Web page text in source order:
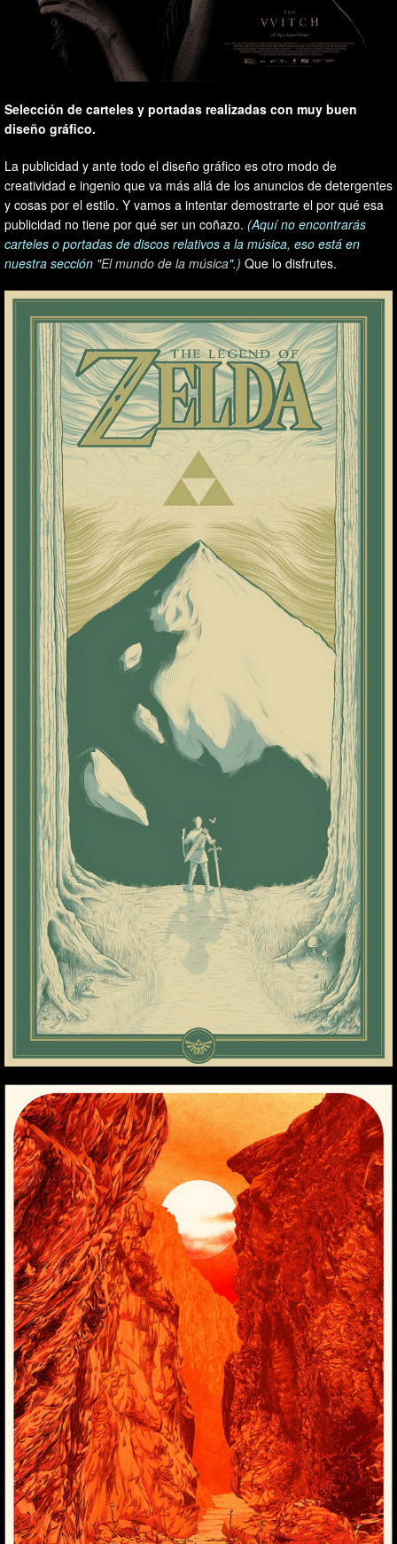
Selección de carteles y portadas realizadas con muy buen
diseño gráfico.
La publicidad y ante todo el diseño gráfico es otro modo de
creatividad e ingenio que va más allá de los anuncios de detergentes
y cosas por el estilo. Y vamos a intentar demostrarte el por qué esa
publicidad no tiene por qué ser un coñazo. (Aquí no encontrarás
carteles o portadas de discos relativos a la música, eso está en
nuestra sección "El mundo de la música".) Que lo disfrutes.